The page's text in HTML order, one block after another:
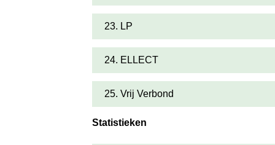
23. LP
24. ELLECT
25. Vrij Verbond
Statistieken